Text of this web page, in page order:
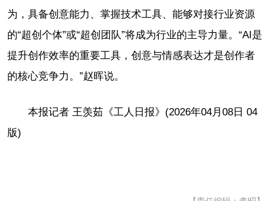
为，具备创意能力、掌握技术工具、能够对接行业资源
的“超创个体”或“超创团队”将成为行业的主导力量。“AI是
提升创作效率的重要工具，创意与情感表达才是创作者
的核心竞争力。”赵晖说。
本报记者 王羡茹《工人日报》(2026年04月08日 04
版)